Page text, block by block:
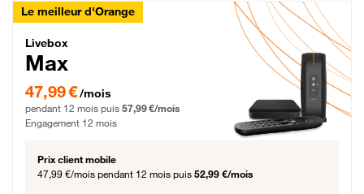
Le meilleur d'Orange
Livebox Max Fibre
Livebox
Max
47,99 € par mois pendant 12 mois puis 57,99 € par mois, Engagement 12 mois
47,99 €/mois
pendant 12 mois puis 57,99 €/mois
Engagement 12 mois
Prix client mobile
47,99 €/mois pendant 12 mois puis 52,99 €/mois